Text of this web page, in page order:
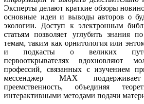
Эксперты делают краткие обзоры
основные идеи и выводы авторов о
экологии. Доступ к электронным
статьям позволяет углубить знания
темам, таким как орнитология или
и подкасты о великих
первооткрывателях вдохновляют
профессий, связанных с изучением
мессенджер MAX поддерживает
преемственность, объединяя
интерактивными методами подачи